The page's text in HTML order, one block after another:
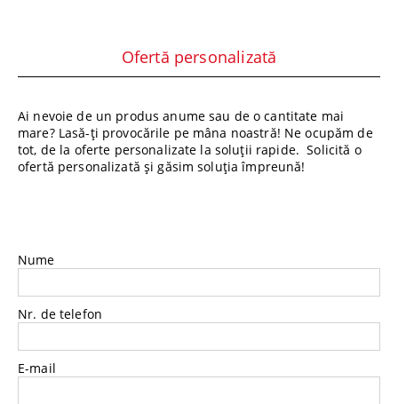
Ofertă personalizată
Ai nevoie de un produs anume sau de o cantitate mai
mare? Lasă-ți provocările pe mâna noastră! Ne ocupăm de
tot, de la oferte personalizate la soluții rapide. Solicită o
ofertă personalizată și găsim soluția împreună!
Nume
Nr. de telefon
E-mail